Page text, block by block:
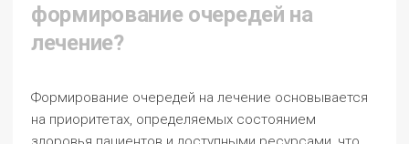
формирование очередей на
лечение?
Формирование очередей на лечение основывается
на приоритетах, определяемых состоянием